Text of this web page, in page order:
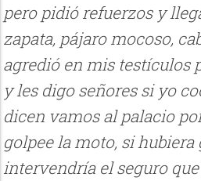
pero pidió refuerzos y
zapata, pájaro mocoso,
agredió en mis testículos
y les digo señores si yo
dicen vamos al palacio
golpee la moto, si
intervendría el seguro